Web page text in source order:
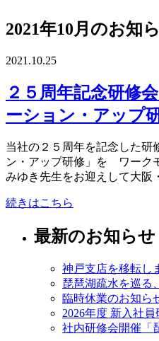
2021年10月のお知
2021.10.25
２５周年記念研修
ーション・アップ
当社の２５周年を記念した研
ン・アップ研修」を ワーク
みゆき先生をお迎えして大阪
続きはこちら
最新のお知らせ
神戸支店を移転し
琵琶湖疏水を巡る
臨時休業のお知ら
2026年度 新入社
社内研修会開催「